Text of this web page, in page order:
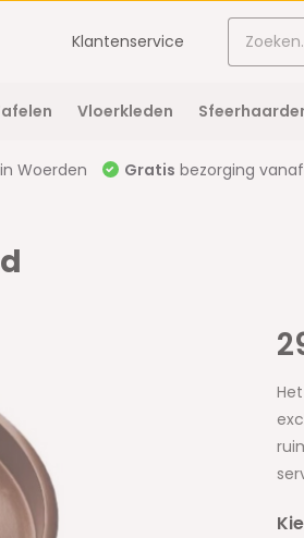
Klantenservice
Vloerkleden
Woerden Gratis bezorging